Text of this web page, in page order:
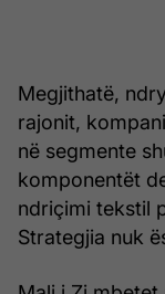
Megjithatë,
rajonit,
në segmente
komponentët
ndriçimi tekstil
Strategjia nuk